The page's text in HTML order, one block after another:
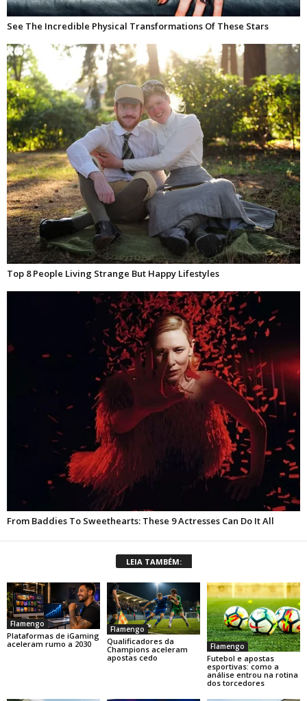
LEIA TAMBÉM:
Flamengo
Plataformas de iGaming
aceleram rumo a 2030
Flamengo
Qualificadores da
Champions aceleram
apostas cedo
Flamengo
Futebol e apostas
esportivas: como a
análise entrou na rotina
dos torcedores